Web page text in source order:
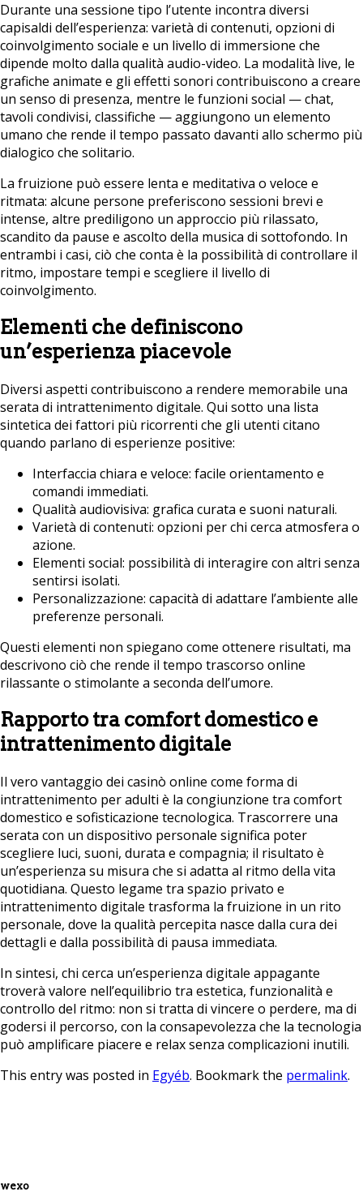
Durante una sessione tipo l’utente incontra diversi
capisaldi dell’esperienza: varietà di contenuti, opzioni di
coinvolgimento sociale e un livello di immersione che
dipende molto dalla qualità audio-video. La modalità live, le
grafiche animate e gli effetti sonori contribuiscono a creare
un senso di presenza, mentre le funzioni social — chat,
tavoli condivisi, classifiche — aggiungono un elemento
umano che rende il tempo passato davanti allo schermo più
dialogico che solitario.
La fruizione può essere lenta e meditativa o veloce e
ritmata: alcune persone preferiscono sessioni brevi e
intense, altre prediligono un approccio più rilassato,
scandito da pause e ascolto della musica di sottofondo. In
entrambi i casi, ciò che conta è la possibilità di controllare il
ritmo, impostare tempi e scegliere il livello di
coinvolgimento.
Elementi che definiscono
un’esperienza piacevole
Diversi aspetti contribuiscono a rendere memorabile una
serata di intrattenimento digitale. Qui sotto una lista
sintetica dei fattori più ricorrenti che gli utenti citano
quando parlano di esperienze positive:
Interfaccia chiara e veloce: facile orientamento e
comandi immediati.
Qualità audiovisiva: grafica curata e suoni naturali.
Varietà di contenuti: opzioni per chi cerca atmosfera o
azione.
Elementi social: possibilità di interagire con altri senza
sentirsi isolati.
Personalizzazione: capacità di adattare l’ambiente alle
preferenze personali.
Questi elementi non spiegano come ottenere risultati, ma
descrivono ciò che rende il tempo trascorso online
rilassante o stimolante a seconda dell’umore.
Rapporto tra comfort domestico e
intrattenimento digitale
Il vero vantaggio dei casinò online come forma di
intrattenimento per adulti è la congiunzione tra comfort
domestico e sofisticazione tecnologica. Trascorrere una
serata con un dispositivo personale significa poter
scegliere luci, suoni, durata e compagnia; il risultato è
un’esperienza su misura che si adatta al ritmo della vita
quotidiana. Questo legame tra spazio privato e
intrattenimento digitale trasforma la fruizione in un rito
personale, dove la qualità percepita nasce dalla cura dei
dettagli e dalla possibilità di pausa immediata.
In sintesi, chi cerca un’esperienza digitale appagante
troverà valore nell’equilibrio tra estetica, funzionalità e
controllo del ritmo: non si tratta di vincere o perdere, ma di
godersi il percorso, con la consapevolezza che la tecnologia
può amplificare piacere e relax senza complicazioni inutili.
This entry was posted in Egyéb. Bookmark the permalink.
wexo